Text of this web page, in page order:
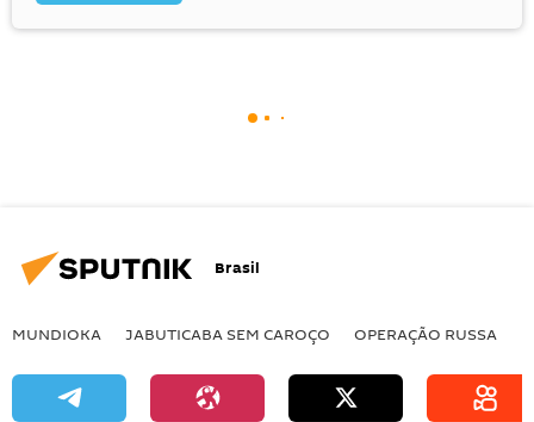
Brasil
MUNDIOKA JABUTICABA SEM CAROÇO OPERAÇÃO RUSSA